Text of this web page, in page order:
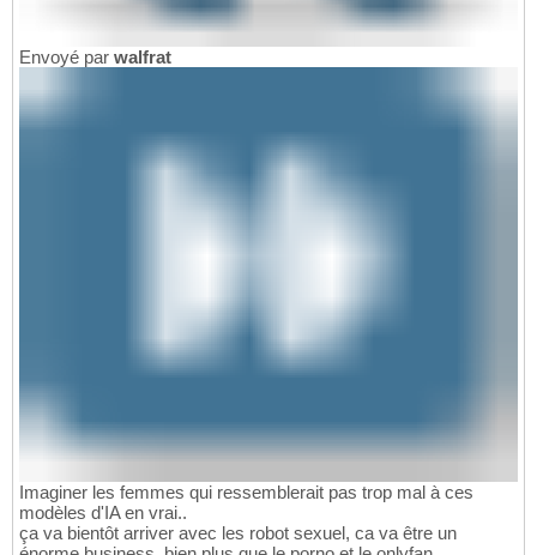
Envoyé par walfrat
Imaginer les femmes qui ressemblerait pas trop mal à ces
modèles d'IA en vrai..
ça va bientôt arriver avec les robot sexuel, ca va être un